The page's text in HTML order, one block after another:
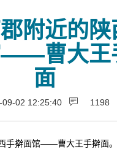
附近的陕
——曹大王
面
09-02 12:25:40 1198
手擀面馆——曹大王手擀面